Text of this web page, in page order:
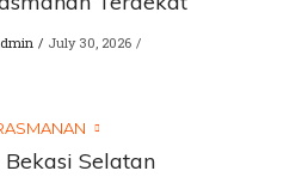
July 30, 2026
Selatan